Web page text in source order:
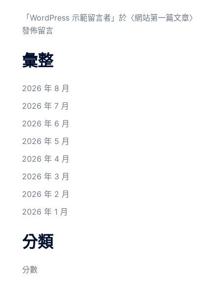
「 WordPress 示範留言者 」於〈網站第一篇文章〉
發佈留言
彙整
2026 年 8 月
2026 年 7 月
2026 年 6 月
2026 年 5 月
2026 年 4 月
2026 年 3 月
2026 年 2 月
2026 年 1 月
分類
分數